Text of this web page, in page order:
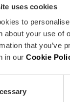
uses cookies
to
about your use of
that you’ve
in our Cookie